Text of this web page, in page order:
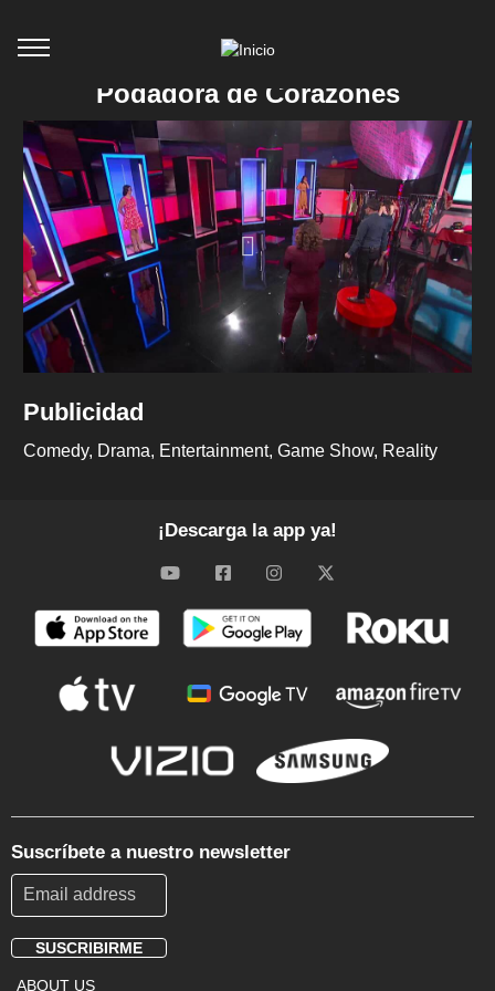
Podadora de Corazones
Publicidad
Comedy Drama Entertainment Game Show Reality
¡Descarga la app ya!
Suscríbete a nuestro newsletter
SUSCRIBIRME
ABOUT US